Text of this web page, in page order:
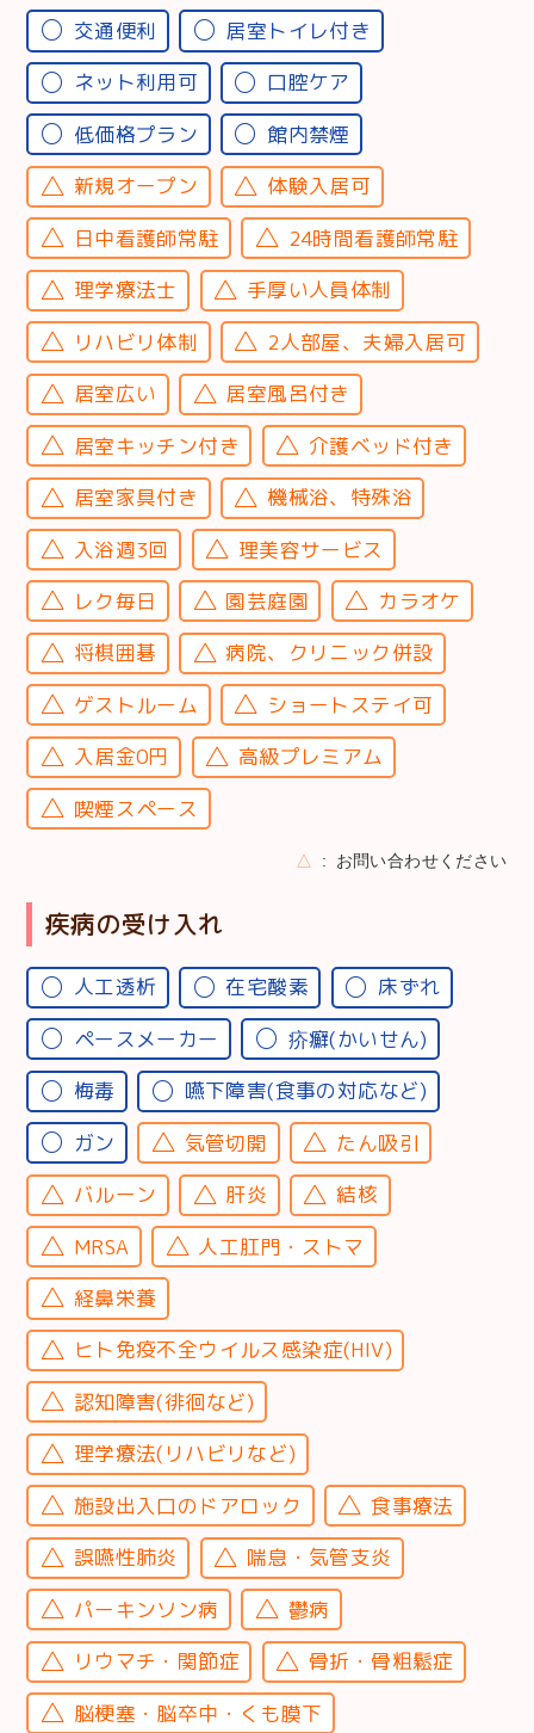
交通便利
居室トイレ付き
ネット利用可
口腔ケア
低価格プラン
館内禁煙
新規オープン
体験入居可
日中看護師常駐
24時間看護師常駐
理学療法士
手厚い人員体制
リハビリ体制
2人部屋、夫婦入居可
居室広い
居室風呂付き
居室キッチン付き
介護ベッド付き
居室家具付き
機械浴、特殊浴
入浴週3回
理美容サービス
レク毎日
園芸庭園
カラオケ
将棋囲碁
病院、クリニック併設
ゲストルーム
ショートステイ可
入居金0円
高級プレミアム
喫煙スペース
△ お問い合わせください
疾病の受け入れ
人工透析 在宅酸素
床ずれ
ペースメーカー
疥癬(かいせん)
梅毒
嚥下障害(食事の対応など)
ガン
気管切開
たん吸引
バルーン
肝炎
結核
MRSA
人工肛門・ストマ
経鼻栄養
ヒト免疫不全ウイルス感染症(HIV)
認知障害(徘徊など)
理学療法(リハビリなど)
施設出入口のドアロック
食事療法
誤嚥性肺炎
喘息・気管支炎
パーキンソン病
鬱病
リウマチ・関節症
骨折・骨粗鬆症
脳梗塞・脳卒中・くも膜下